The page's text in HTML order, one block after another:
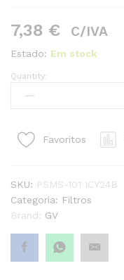
7,38 € C/IVA
Estado: Em stock
Filtro
E110
Quantity:
Favoritos
SKU: PSMS-101 ICY24B
Categoria: Filtros
Brand: GV